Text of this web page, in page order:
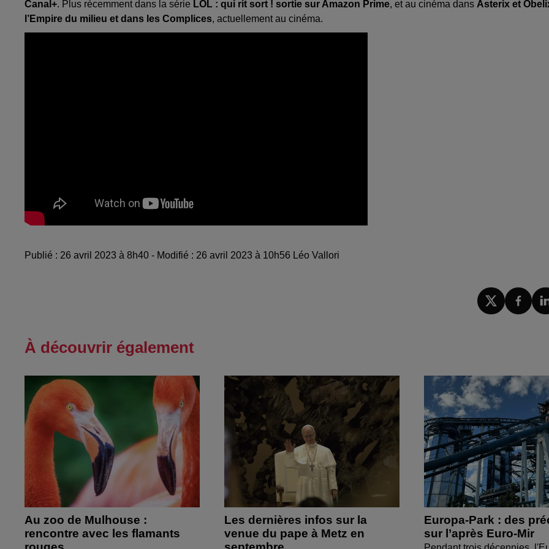
Canal+. Plus récemment dans la série LOL : qui rit sort ! sortie sur Amazon Prime, et au cinéma dans Asterix et
l’Empire du milieu et dans les Complices, actuellement au cinéma.
Publié : 26 avril 2023 à 8h40 - Modifié : 26 avril 2023 à 10h56 Léo Vallori
À découvrir également
Au zoo de Mulhouse :
rencontre avec les flamants
Les dernières infos sur la
venue du pape à Metz en
Europa-Park : des
sur l’après Euro-Mir